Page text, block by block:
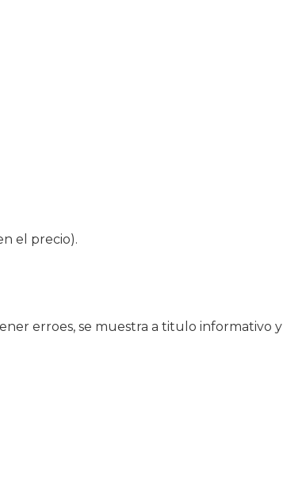
el precio).
erroes, se muestra a titulo informativo y